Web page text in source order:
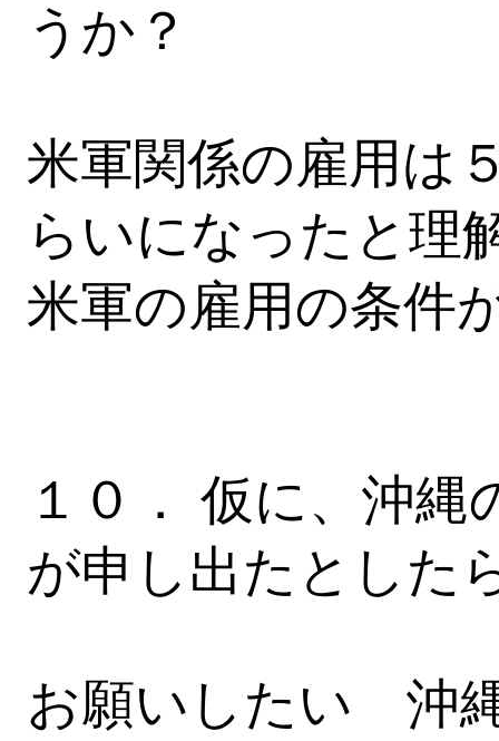
うか？
米軍関係の雇用は
らいになったと
米軍の雇用の条件
１０． 仮に、沖
が申し出たとした
お願いしたい 沖